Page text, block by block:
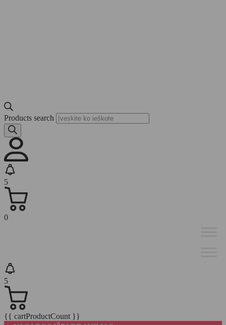
Products search
5
0
5
{{ cartProductCount }}